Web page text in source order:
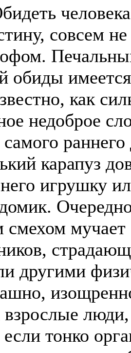
совсем
обиды
как
недоброе
самого
карапуз
игрушку
смехом
другими
взрослые
тонко